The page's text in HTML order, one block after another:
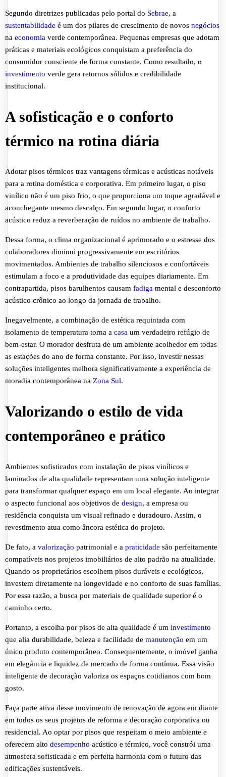
Segundo diretrizes publicadas pelo portal do Sebrae, a
sustentabilidade é um dos pilares de crescimento de novos negócios
na economia verde contemporânea. Pequenas empresas que adotam
práticas e materiais ecológicos conquistam a preferência do
consumidor consciente de forma constante. Como resultado, o
investimento verde gera retornos sólidos e credibilidade
institucional.
A sofisticação e o conforto
térmico na rotina diária
Adotar pisos térmicos traz vantagens térmicas e acústicas notáveis
para a rotina doméstica e corporativa. Em primeiro lugar, o piso
vinílico não é um piso frio, o que proporciona um toque agradável e
aconchegante mesmo descalço. Em segundo lugar, o conforto
acústico reduz a reverberação de ruídos no ambiente de trabalho.
Dessa forma, o clima organizacional é aprimorado e o estresse dos
colaboradores diminui progressivamente em escritórios
movimentados. Ambientes de trabalho silenciosos e confortáveis
estimulam a foco e a produtividade das equipes diariamente. Em
contrapartida, pisos barulhentos causam fadiga mental e desconforto
acústico crônico ao longo da jornada de trabalho.
Inegavelmente, a combinação de estética requintada com
isolamento de temperatura torna a casa um verdadeiro refúgio de
bem-estar. O morador desfruta de um ambiente acolhedor em todas
as estações do ano de forma constante. Por isso, investir nessas
soluções inteligentes melhora significativamente a experiência de
moradia contemporânea na Zona Sul.
Valorizando o estilo de vida
contemporâneo e prático
Ambientes sofisticados com instalação de pisos vinílicos e
laminados de alta qualidade representam uma solução inteligente
para transformar qualquer espaço em um local elegante. Ao integrar
o aspecto funcional aos objetivos de design, a empresa ou
residência conquista um visual refinado e duradouro. Assim, o
revestimento atua como âncora estética do projeto.
De fato, a valorização patrimonial e a praticidade são perfeitamente
compatíveis nos projetos imobiliários de alto padrão na atualidade.
Quando os proprietários escolhem pisos duráveis e ecológicos,
investem diretamente na longevidade e no conforto de suas famílias.
Por essa razão, a busca por materiais de qualidade superior é o
caminho certo.
Portanto, a escolha por pisos de alta qualidade é um investimento
que alia durabilidade, beleza e facilidade de manutenção em um
único produto contemporâneo. Consequentemente, o imóvel ganha
em elegância e liquidez de mercado de forma contínua. Essa visão
inteligente de decoração valoriza os espaços cotidianos com bom
gosto.
Faça parte ativa desse movimento de renovação de agora em diante
em todos os seus projetos de reforma e decoração corporativa ou
residencial. Ao optar por pisos que respeitam o meio ambiente e
oferecem alto desempenho acústico e térmico, você constrói uma
atmosfera sofisticada e em perfeita harmonia com o futuro das
edificações sustentáveis.